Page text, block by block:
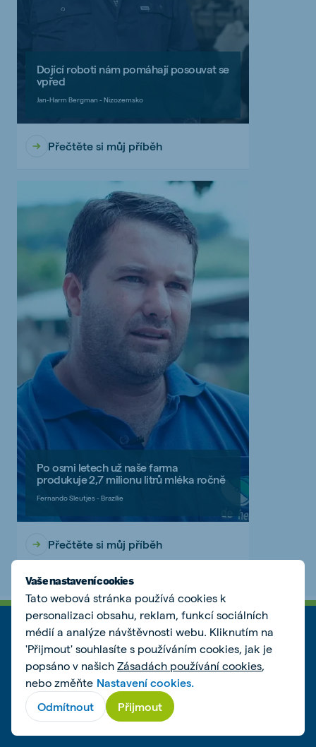
Dojící roboti nám pomáhají posouvat se
vpřed
Jan-Harm Bergman - Nizozemsko
Přečtěte si můj příběh
Po osmi letech už naše farma
produkuje 2,7 milionu litrů mléka ročně
Fernando Sleutjes - Brazílie
Přečtěte si můj příběh
VÝŽIVA ZVÍŘAT
Zvířata
Produkty a služby
Vaše nastavení cookies
Tato webová stránka používá cookies k
personalizaci obsahu, reklam, funkcí sociálních
médií a analýze návštěvnosti webu. Kliknutím na
'Přijmout' souhlasíte s používáním cookies, jak je
popsáno v našich Zásadách používání cookies,
nebo změňte Nastavení cookies.
Odmítnout
Přijmout